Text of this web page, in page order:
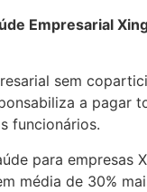
Empresarial
sem
a pagar
funcionários.
para empresas
média de 30%